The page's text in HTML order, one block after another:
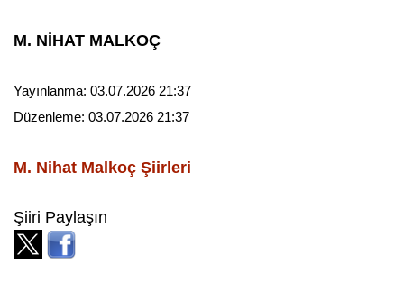
M. NİHAT MALKOÇ
Yayınlanma: 03.07.2026 21:37
Düzenleme: 03.07.2026 21:37
M. Nihat Malkoç Şiirleri
Şiiri Paylaşın